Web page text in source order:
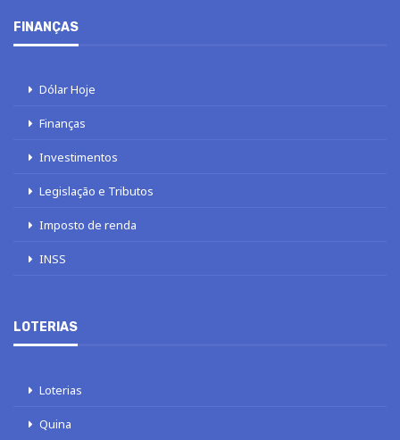
FINANÇAS
Dólar Hoje
Finanças
Investimentos
Legislação e Tributos
Imposto de renda
INSS
LOTERIAS
Loterias
Quina